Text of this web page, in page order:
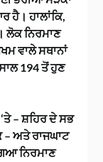
ਹੈ। ਹਾਲਾਂਕਿ,
ਲੋਕ ਨਿਰਮਾਣ
ਵਾਲੇ ਸਥਾਨਾਂ
194 ਤੋਂ ਹੁਣ
– ਸ਼ਹਿਰ ਦੇ ਸਭ
ਅਤੇ ਰਾਜਘਾਟ
ਨਿਰਮਾਣ